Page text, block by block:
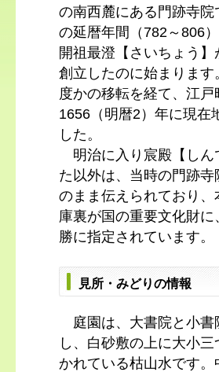
の南西麓にある門跡寺院
の延暦年間（782～806
開祖最澄【さいちょう】
創立したのに始まります
度かの移転を経て、江戸
1656（明暦2）年に現在
した。
明治に入り宸殿【しん
た以外は、当時の門跡寺
のまま伝えられており、
庫裏が国の重要文化財
勝に指定されています。
見所・みどりの情報
庭園は、大書院と小書
し、白砂敷の上に大小
かれている枯山水です。